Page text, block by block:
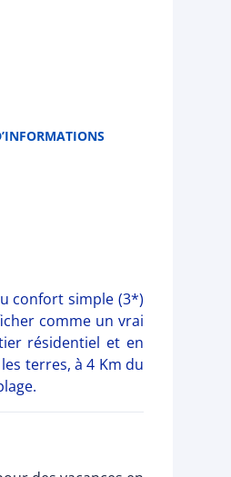
confort simple (3*)
comme un vrai
résidentiel et en
terres, à 4 Km du